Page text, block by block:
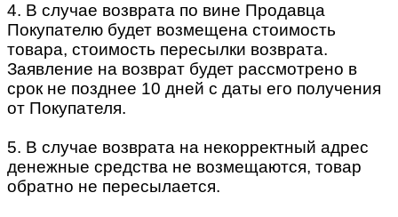
4. В случае возврата по вине Продавца
Покупателю будет возмещена стоимость
товара, стоимость пересылки возврата.
Заявление на возврат будет рассмотрено в
срок не позднее 10 дней с даты его получения
от Покупателя.
5. В случае возврата на некорректный адрес
денежные средства не возмещаются, товар
обратно не пересылается.